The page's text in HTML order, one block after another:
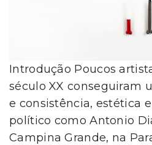
Introdução Poucos
século XX conseguiram
e consistência, estética
político como Antonio
Campina Grande, na